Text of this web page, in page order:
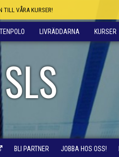
TILL VÅRA KURSER!
LIVRÄDDARNA KURSER
BLI PARTNER JOBBA HOS OSS!